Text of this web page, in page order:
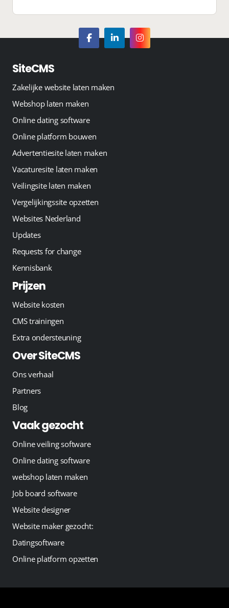
SiteCMS
Zakelijke website laten maken
Webshop laten maken
Online dating software
Online platform bouwen
Advertentiesite laten maken
Vacaturesite laten maken
Veilingsite laten maken
Vergelijkingssite opzetten
Websites Nederland
Updates
Requests for change
Kennisbank
Prijzen
Website kosten
CMS trainingen
Extra ondersteuning
Over SiteCMS
Ons verhaal
Partners
Blog
Vaak gezocht
Online veiling software
Online dating software
webshop laten maken
Job board software
Website designer
Website maker gezocht:
Datingsoftware
Online platform opzetten